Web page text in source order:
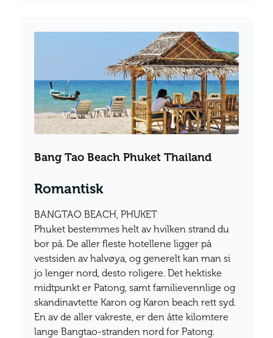
Bang Tao Beach Phuket Thailand
Romantisk
BANGTAO BEACH, PHUKET
Phuket bestemmes helt av hvilken strand du
bor på. De aller fleste hotellene ligger på
vestsiden av halvøya, og generelt kan man si
jo lenger nord, desto roligere. Det hektiske
midtpunkt er Patong, samt familievennlige og
skandinavtette Karon og Karon beach rett syd.
En av de aller vakreste, er den åtte kilomtere
lange Bangtao-stranden nord for Patong.